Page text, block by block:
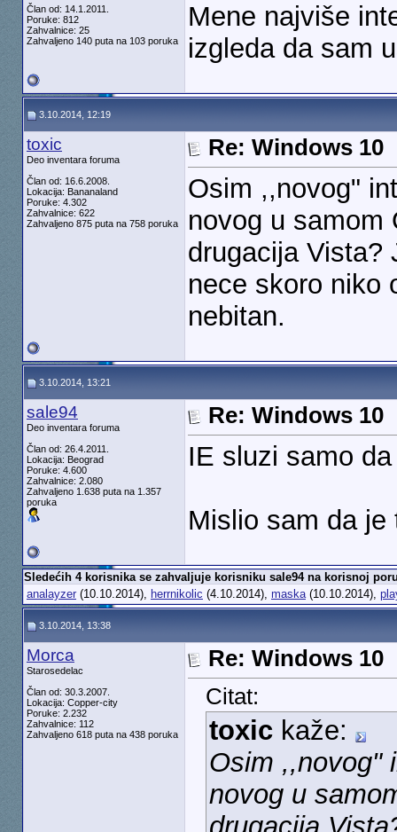
Član od: 14.1.2011.
Poruke: 812
Zahvalnice: 25
Zahvaljeno 140 puta na 103 poruka
Mene najviše
izgleda da sam
3.10.2014, 12:19
toxic
Deo inventara foruma
Član od: 16.6.2008.
Lokacija: Bananaland
Poruke: 4.302
Zahvalnice: 622
Zahvaljeno 875 puta na 758 poruka
Re: Windows 10
Osim ,,novog"
novog u samom
drugacija Vista?
nece skoro niko
nebitan.
3.10.2014, 13:21
sale94
Deo inventara foruma
Član od: 26.4.2011.
Lokacija: Beograd
Poruke: 4.600
Zahvalnice: 2.080
Zahvaljeno 1.638 puta na 1.357
poruka
Re: Windows 10
IE sluzi samo
Mislio sam da
Sledećih 4 korisnika se zahvaljuje korisniku sale94 na korisnoj
analayzer(10.10.2014), herrnikolic (4.10.2014), maska(10.10.2014),
3.10.2014, 13:38
Morca
Starosedelac
Član od: 30.3.2007.
Lokacija: Copper-city
Poruke: 2.232
Zahvalnice: 112
Zahvaljeno 618 puta na 438 poruka
Re: Windows 10
Citat:
toxickaže:
Osim ,,novog"
novog u